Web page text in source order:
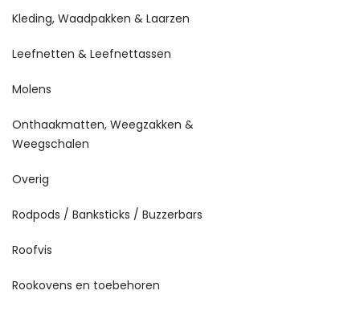
Kleding, Waadpakken & Laarzen
Leefnetten & Leefnettassen
Molens
Onthaakmatten, Weegzakken &
Weegschalen
Overig
Rodpods / Banksticks / Buzzerbars
Roofvis
Rookovens en toebehoren